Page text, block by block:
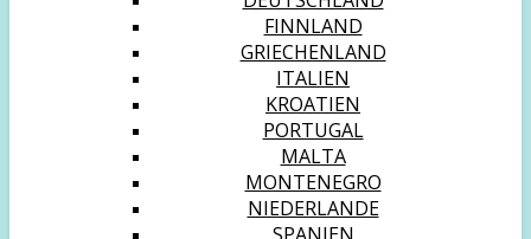
FINNLAND
GRIECHENLAND
ITALIEN
KROATIEN
PORTUGAL
MALTA
MONTENEGRO
NIEDERLANDE